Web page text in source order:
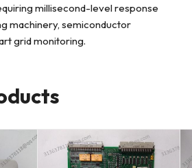
millisecond-level response
machinery, semiconductor
grid monitoring.